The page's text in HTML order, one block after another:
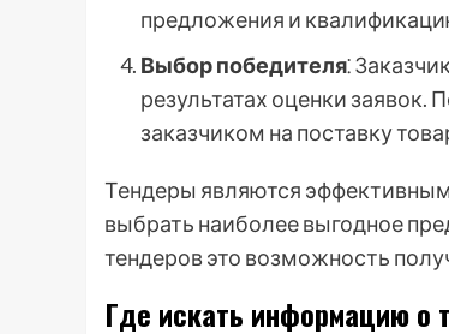
предложения и
Выбор победителя⁚
результатах оценки заявок.
заказчиком на поставку
Тендеры являются
выбрать наиболее выгодное
тендеров это возможность
Где искать информацию о